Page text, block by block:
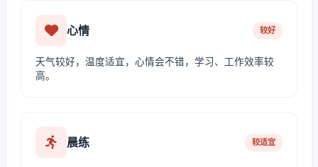
心情 较好
天气较好，温度适宜，心情会不错，学习、工作效率较
高。
晨练 较适宜